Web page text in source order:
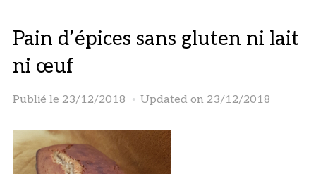
Pain d’épices sans gluten ni lait
ni œuf
Publié le 23/12/2018 Updated on 23/12/2018